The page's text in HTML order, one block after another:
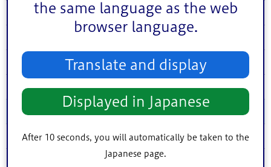
the same language as the web
browser language.
Translate and display
Displayed in Japanese
After 10 seconds, you will automatically be taken to the
Japanese page.
金泉湯【平井七丁目】
仁岸湯【中央二丁目】
菅原湯【中央四丁目】
一心湯【松島四丁目】
辰巳湯【平井一丁目】
旭湯【松島四丁目】(閉店しました)